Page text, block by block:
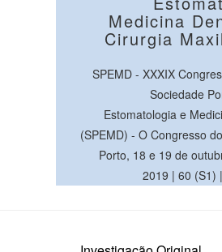
Medicina
Cirurgia
SPEMD - XXXIX
Sociedade
Estomatologia e
(SPEMD) - O Congresso
Porto, 18 e 19 de
2019 | 60 (S1)